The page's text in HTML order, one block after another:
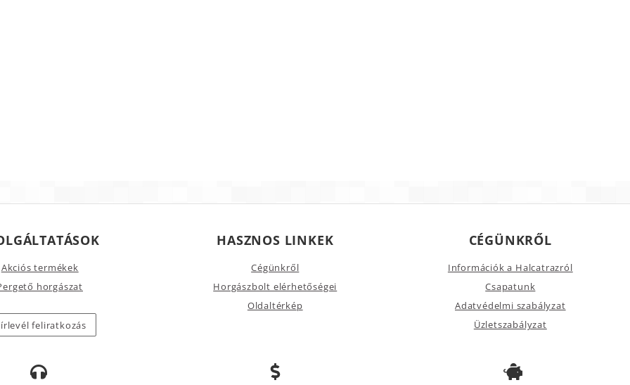
Akciós termékek
horgászat
feliratkozás
HASZNOS LINKEK
Cégünkről
Horgászbolt elérhetőségei
Oldaltérkép
CÉGÜNKRŐL
Információk a Halcatrazról
Csapatunk
Adatvédelmi szabályzat
Üzletszabályzat